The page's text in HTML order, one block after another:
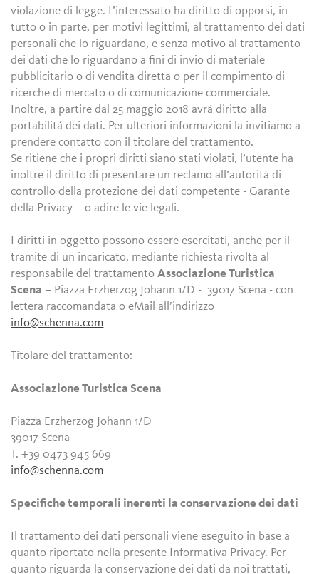
violazione di legge. L’interessato ha diritto di opporsi, in
tutto o in parte, per motivi legittimi, al trattamento dei dati
personali che lo riguardano, e senza motivo al trattamento
dei dati che lo riguardano a fini di invio di materiale
pubblicitario o di vendita diretta o per il compimento di
ricerche di mercato o di comunicazione commerciale.
Inoltre, a partire dal 25 maggio 2018 avrá diritto alla
portabilitá dei dati. Per ulteriori informazioni la invitiamo a
prendere contatto con il titolare del trattamento.
Se ritiene che i propri diritti siano stati violati, l’utente ha
inoltre il diritto di presentare un reclamo all’autorità di
controllo della protezione dei dati competente - Garante
della Privacy - o adire le vie legali.
I diritti in oggetto possono essere esercitati, anche per il
tramite di un incaricato, mediante richiesta rivolta al
responsabile del trattamentoAssociazione Turistica
Scena – Piazza Erzherzog Johann 1/D - 39017 Scena - con
lettera raccomandata o eMail all’indirizzo
info@schenna.com
Titolare del trattamento:
Associazione Turistica Scena
Piazza Erzherzog Johann 1/D
39017 Scena
T. +39 0473 945 669
info@schenna.com
Specifiche temporali inerenti la conservazione dei dati
Il trattamento dei dati personali viene eseguito in base a
quanto riportato nella presente Informativa Privacy. Per
quanto riguarda la conservazione dei dati da noi trattati,